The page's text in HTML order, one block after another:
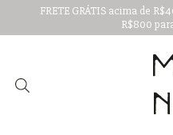
FRETE GRÁTIS acima de
R$800